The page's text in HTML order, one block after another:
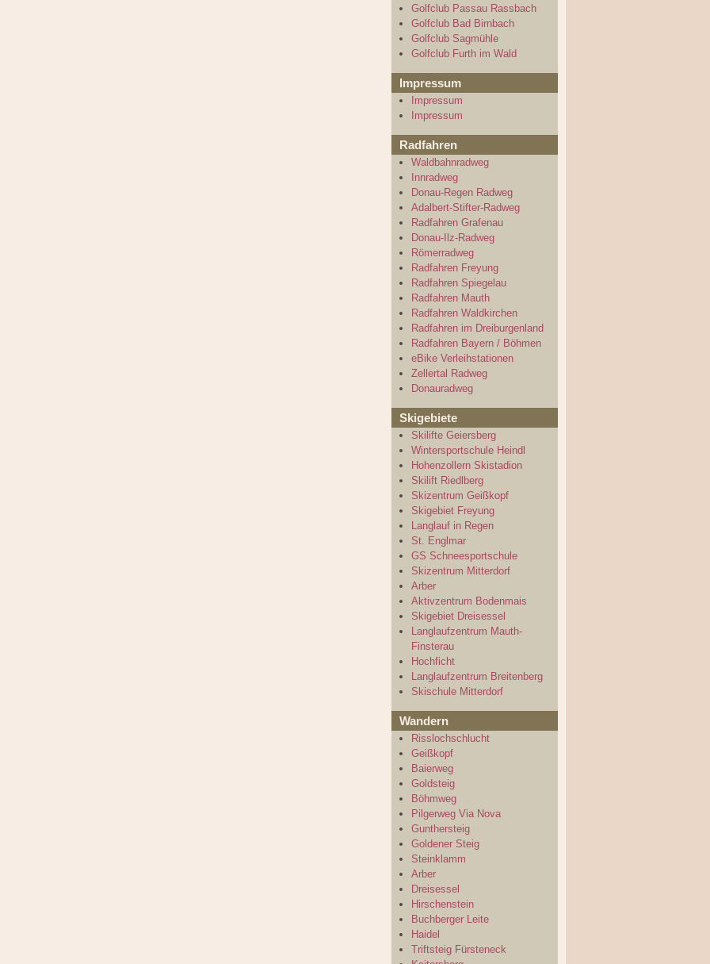
Golfclub Passau Rassbach
Golfclub Bad Birnbach
Golfclub Sagmühle
Golfclub Furth im Wald
Impressum
Impressum
Impressum
Radfahren
Waldbahnradweg
Innradweg
Donau-Regen Radweg
Adalbert-Stifter-Radweg
Radfahren Grafenau
Donau-Ilz-Radweg
Römerradweg
Radfahren Freyung
Radfahren Spiegelau
Radfahren Mauth
Radfahren Waldkirchen
Radfahren im Dreiburgenland
Radfahren Bayern / Böhmen
eBike Verleihstationen
Zellertal Radweg
Donauradweg
Skigebiete
Skilifte Geiersberg
Wintersportschule Heindl
Hohenzollern Skistadion
Skilift Riedlberg
Skizentrum Geißkopf
Skigebiet Freyung
Langlauf in Regen
St. Englmar
GS Schneesportschule
Skizentrum Mitterdorf
Arber
Aktivzentrum Bodenmais
Skigebiet Dreisessel
Langlaufzentrum Mauth-
Finsterau
Hochficht
Langlaufzentrum Breitenberg
Skischule Mitterdorf
Wandern
Risslochschlucht
Geißkopf
Baierweg
Goldsteig
Böhmweg
Pilgerweg Via Nova
Gunthersteig
Goldener Steig
Steinklamm
Arber
Dreisessel
Hirschenstein
Buchberger Leite
Haidel
Triftsteig Fürsteneck